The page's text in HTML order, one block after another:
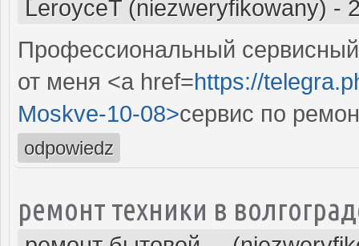
LeroyceT (niezweryfikowany) -
Профессиональный
от меня <a href=https://
Moskve-10-08>сервис по
odpowiedz
ремонт техники в